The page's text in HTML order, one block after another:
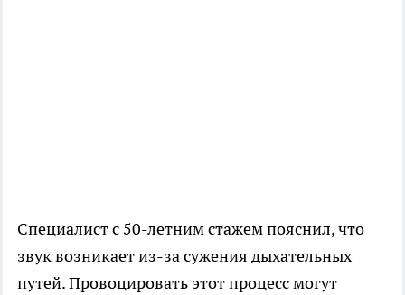
Специалист с 50-летним стажем пояснил, что
звук возникает из-за сужения дыхательных
путей. Провоцировать этот процесс могут